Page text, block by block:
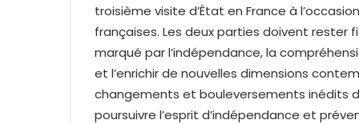
troisième visite d’État en France à
françaises. Les deux parties doivent rester
marqué par l’indépendance, la
et l’enrichir de nouvelles dimensions
changements et bouleversements inédits
poursuivre l’esprit d’indépendance et